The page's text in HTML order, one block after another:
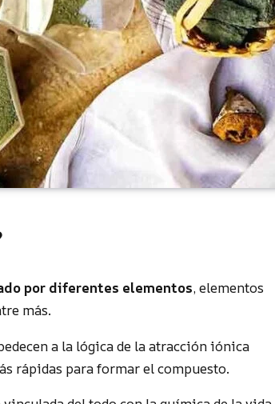
por diferentes elementos, elementos
más.
a la lógica de la atracción iónica
rápidas para formar el compuesto.